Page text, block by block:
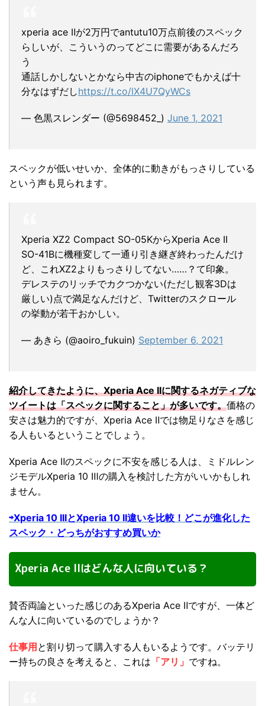
xperia ace Ⅱが2万円でantutu10万点前後のスペック
らしいが、こういうのってどこに需要があるんだろ
う
通話しかしないとかなら中古のiphoneでもかえば十
分なはずだしhttps://t.co/lX4U7QyWCs
— 色黒スレンダー (@5698452_) June 1, 2021
スペックが低いせいか、全体的に動きがもっさりしている
という声も見られます。
Xperia XZ2 Compact SO-05KからXperia Ace II
SO-41Bに機種変して一通り引き継ぎ終わったんだけ
ど、これXZ2よりもっさりしてない……？て印象。
デレステのリッチでカクつかない(ただし観客3Dは
厳しい)点で満足なんだけど、Twitterのスクロール
の挙動が若干おかしい。
— あきら (@aoiro_fukuin) September 6, 2021
紹介してきたように、Xperia Ace IIに関するネガティブな
ツイートは「スペックに関すること」が多いです。価格の
安さは魅力的ですが、Xperia Ace Ⅱでは物足りなさを感じ
る人もいるということでしょう。
Xperia Ace Ⅱのスペックに不安を感じる人は、ミドルレン
ジモデルXperia 10 Ⅲの購入を検討した方がいいかもしれ
ません。
⇨Xperia 10 IIIとXperia 10 II違いを比較！どこが進化した
スペック・どっちがおすすめ買いか
Xperia Ace IIはどんな人に向いている？
賛否両論といった感じのあるXperia Ace Ⅱですが、一体ど
んな人に向いているのでしょうか？
仕事用と割り切って購入する人もいるようです。バッテリ
ー持ちの良さを考えると、これは 「アリ」 ですね。